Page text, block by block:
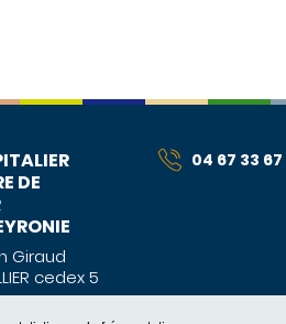
DE
Giraud
cedex 5
04 67 33 67